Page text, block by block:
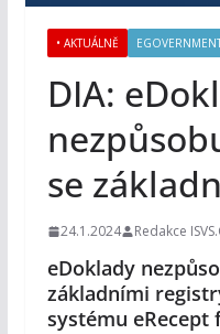
• AKTUÁLNĚ
DIA:
se
24.1.2024 Redakce
eDoklady
základními
systému eRecept